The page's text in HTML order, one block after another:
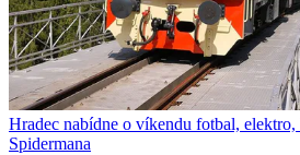
Hradec nabídne o víkendu fotbal,
Spidermana